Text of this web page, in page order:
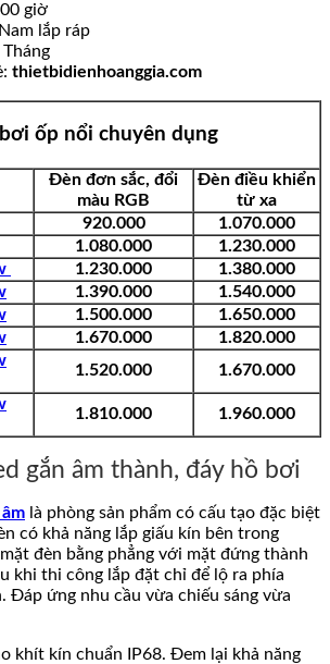
giờ
lắp ráp
Tháng
thietbidienhoanggia.com
ốp nổi chuyên dụng
Đèn đơn sắc, đổi
màu RGB
Đèn điều khiển
từ xa
920.000
1.070.000
1.080.000
1.230.000
1.230.000
1.380.000
1.390.000
1.540.000
1.500.000
1.650.000
1.670.000
1.820.000
1.520.000
1.670.000
1.810.000 1.960.000
gắn âm thành, đáy hồ bơi
là phòng sản phẩm có cấu tạo đặc biệt
có khả năng lắp giấu kín bên trong
đèn bằng phẳng với mặt đứng thành
khi thi công lắp đặt chỉ để lộ ra phía
Đáp ứng nhu cầu vừa chiếu sáng vừa
khít kín chuẩn IP68. Đem lại khả năng